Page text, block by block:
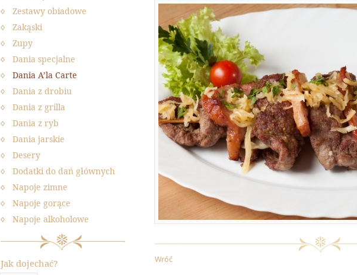
Wróć
Zestawy obiadowe
Zakąski
Zupy
Dania specjalne
Dania A’la Carte
Dania z drobiu
Dania z grilla
Dania z ryb
Dania jarskie
Desery
Dodatki do dań głównych
Napoje zimne
Napoje gorące
Napoje alkoholowe
Jak dojechać?